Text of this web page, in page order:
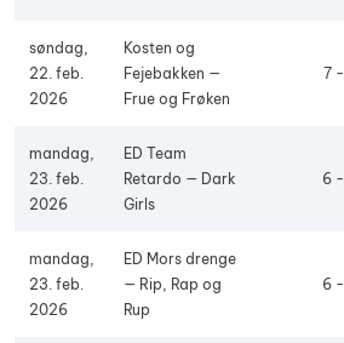
søndag,
22. feb.
2026
Kosten og
Fejebakken —
Frue og Frøken
7
mandag,
23. feb.
2026
ED Team
Retardo — Dark
Girls
6
mandag,
23. feb.
2026
ED Mors drenge
— Rip, Rap og
Rup
6